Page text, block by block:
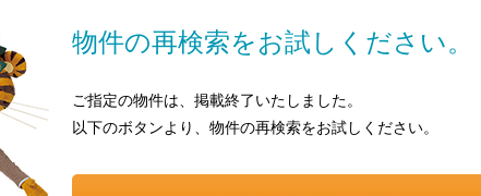
物件の再検索をお試しください。
ご指定の物件は、掲載終了いたしました。
以下のボタンより、物件の再検索をお試しください。